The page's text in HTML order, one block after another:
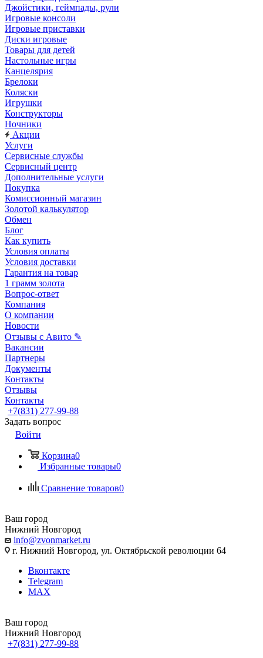
Джойстики, геймпады, рули
Игровые консоли
Игровые приставки
Диски игровые
Товары для детей
Настольные игры
Канцелярия
Брелоки
Коляски
Игрушки
Конструкторы
Ночники
Акции
Услуги
Сервисные службы
Сервисный центр
Дополнительные услуги
Покупка
Комиссионный магазин
Золотой калькулятор
Обмен
Блог
Как купить
Условия оплаты
Условия доставки
Гарантия на товар
1 грамм золота
Вопрос-ответ
Компания
О компании
Новости
Отзывы с Авито ✎
Вакансии
Партнеры
Документы
Контакты
Отзывы
Контакты
+7(831) 277-99-88
Задать вопрос
Войти
Корзина0
Избранные товары0
Сравнение товаров0
Ваш город
Нижний Новгород
info@zvonmarket.ru
г. Нижний Новгород, ул. Октябрьской революции 64
Вконтакте
Telegram
MAX
Ваш город
Нижний Новгород
+7(831) 277-99-88